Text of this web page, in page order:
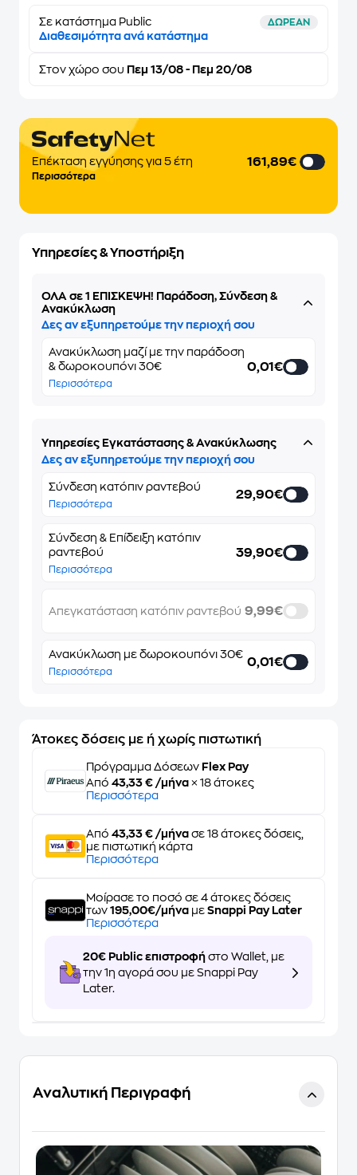
Σε κατάστημα Public ΔΩΡΕΑΝ
Διαθεσιμότητα ανά κατάστημα
Στον χώρο σου Πεμ 13/08 - Πεμ 20/08
Επέκταση εγγύησης για 5 έτη
Περισσότερα
161,89€
Υπηρεσίες & Υποστήριξη
ΌΛΑ σε 1 ΕΠΙΣΚΕΨΗ! Παράδοση, Σύνδεση &
Ανακύκλωση
Δες αν εξυπηρετούμε την περιοχή σου
Ανακύκλωση μαζί με την παράδοση
& δωροκουπόνι 30€
Περισσότερα
0,01€
Υπηρεσίες Εγκατάστασης & Ανακύκλωσης
Δες αν εξυπηρετούμε την περιοχή σου
Σύνδεση κατόπιν ραντεβού
Περισσότερα
29,90€
Σύνδεση & Επίδειξη κατόπιν
ραντεβού
Περισσότερα
39,90€
Απεγκατάσταση κατόπιν ραντεβού 9,99€
Ανακύκλωση με δωροκουπόνι 30€
Περισσότερα
0,01€
Άτοκες δόσεις με ή χωρίς πιστωτική
Πρόγραμμα Δόσεων Flex Pay
Από 43,33 € /μήνα × 18 άτοκες
Περισσότερα
Από 43,33 € /μήνα σε 18 άτοκες δόσεις,
με πιστωτική κάρτα
Περισσότερα
Μοίρασε το ποσό σε 4 άτοκες δόσεις
των 195,00€/μήνα με Snappi Pay Later
Περισσότερα
20€ Public επιστροφή στο Wallet, με
την 1η αγορά σου με Snappi Pay
Later.
Αναλυτική Περιγραφή